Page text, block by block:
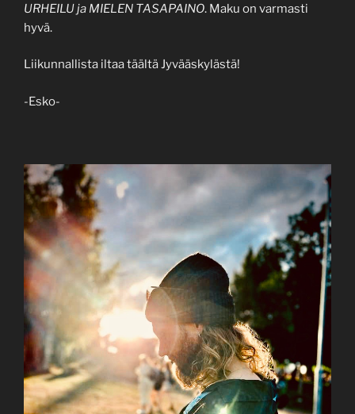
URHEILU ja MIELEN TASAPAINO. Maku on varmasti
hyvä.
Liikunnallista iltaa täältä Jyvääskylästä!
-Esko-